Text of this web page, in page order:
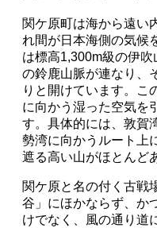
関ケ原町は海から遠い
れ間が日本海側の気候
は標高1,300m級の伊
の鈴鹿山脈が連なり、
りと開けています。こ
に向かう湿った空気を
す。具体的には、敦賀
勢湾に向かうルート上
遮る高い山がほとんど
関ケ原と名の付く古戦
谷」にほかならず、か
けでなく、風の通り道